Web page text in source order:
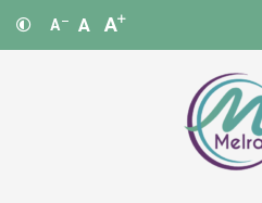
A A A